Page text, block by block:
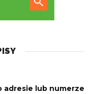
adresie lub numerze